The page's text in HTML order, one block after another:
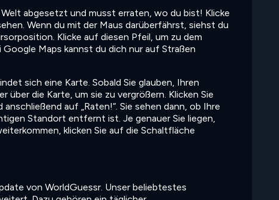
abgesetzt und musst erraten, wo du bist! Klicke
Wenn du mit der Maus darüberfährst, siehst du
Klicke auf diesen Pfeil, um zu dem
Maps kannst du dich nur auf Straßen
sich eine Karte. Sobald Sie glauben, Ihren
über die Karte, um sie zu vergrößern. Klicken Sie
auf „Raten!“. Sie sehen dann, ob Ihre
Standort entfernt ist. Je genauer Sie liegen,
klicken Sie auf die Schaltfläche
von WorldGuessr. Unser beliebtestes